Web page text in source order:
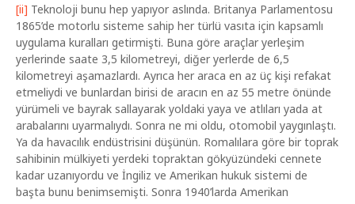
[ii] Teknoloji bunu hep yapıyor aslında. Britanya Parlamentosu
1865’de motorlu sisteme sahip her türlü vasıta için kapsamlı
uygulama kuralları getirmişti. Buna göre araçlar yerleşim
yerlerinde saate 3,5 kilometreyi, diğer yerlerde de 6,5
kilometreyi aşamazlardı. Ayrıca her araca en az üç kişi refakat
etmeliydi ve bunlardan birisi de aracın en az 55 metre önünde
yürümeli ve bayrak sallayarak yoldaki yaya ve atlıları yada at
arabalarını uyarmalıydı. Sonra ne mi oldu, otomobil yaygınlaştı.
Ya da havacılık endüstrisini düşünün. Romalılara göre bir toprak
sahibinin mülkiyeti yerdeki topraktan gökyüzündeki cennete
kadar uzanıyordu ve İngiliz ve Amerikan hukuk sistemi de
başta bunu benimsemişti. Sonra 1940’larda Amerikan